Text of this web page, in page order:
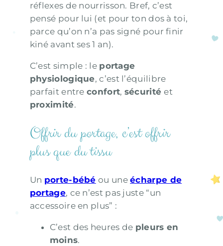
réflexes de nourrisson. Bref, c’est
pensé pour lui (et pour ton dos à toi,
parce qu’on n’a pas signé pour finir
kiné avant ses 1 an).
C’est simple : le portage
physiologique, c’est l’équilibre
parfait entreconfort, sécuritéet
proximité.
Offrir du portage, c’est offrir
plus que du tissu
Un porte-bébé ou uneécharpe de
portage, ce n’est pas juste “un
accessoire en plus” :
C’est des heures de pleurs en
moins.